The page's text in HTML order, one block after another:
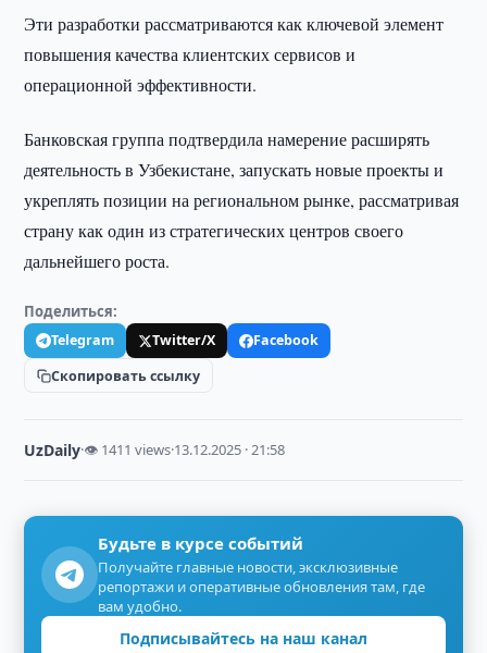
Эти разработки рассматриваются как ключевой элемент
повышения качества клиентских сервисов и
операционной эффективности.
Банковская группа подтвердила намерение расширять
деятельность в Узбекистане, запускать новые проекты и
укреплять позиции на региональном рынке, рассматривая
страну как один из стратегических центров своего
дальнейшего роста.
Поделиться:
Telegram Twitter/X
Facebook
Скопировать ссылку
UzDaily·👁 1411 views·13.12.2025 · 21:58
Будьте в курсе событий
Получайте главные новости, эксклюзивные
репортажи и оперативные обновления там, где
вам удобно.
Подписывайтесь на наш канал